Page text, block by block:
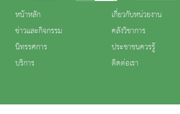
หน้าหลัก
ข่าวและกิจกรรม
นิทรรศการ
บริการ
เกี่ยวกับหน่วยงาน
คลังวิชาการ
ประชาชนควรรู้
ติดต่อเรา